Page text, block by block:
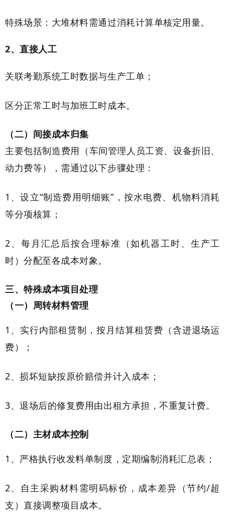
特殊场景：大堆材料需通过消耗计算单核定用量。
2、直接人工
关联考勤系统工时数据与生产工单；
区分正常工时与加班工时成本。
（二）间接成本归集
主要包括制造费用（车间管理人员工资、设备折旧、
动力费等），需通过以下步骤处理：
1、设立“制造费用明细账”，按水电费、机物料消耗
等分项核算；
2、每月汇总后按合理标准（如机器工时、生产工
时）分配至各成本对象。
三、特殊成本项目处理
（一）周转材料管理
1、实行内部租赁制，按月结算租赁费（含进退场运
费）；
2、损坏短缺按原价赔偿并计入成本；
3、退场后的修复费用由出租方承担，不重复计费。
（二）主材成本控制
1、严格执行收发料单制度，定期编制消耗汇总表；
2、自主采购材料需明码标价，成本差异（节约/超
支）直接调整项目成本。